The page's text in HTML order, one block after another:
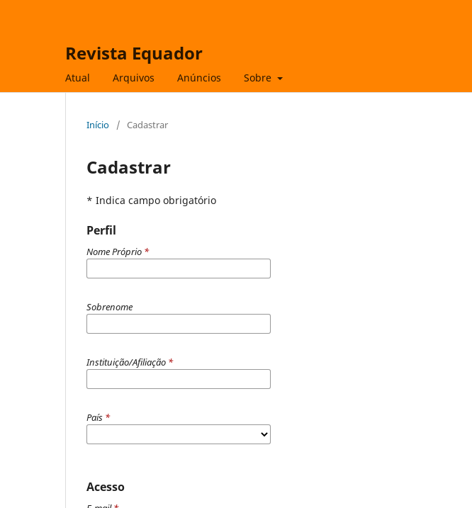
Revista Equador
Atual Arquivos Anúncios Sobre
Início / Cadastrar
Cadastrar
* Indica campo obrigatório
Perfil
Nome Próprio *
Sobrenome
Instituição/Afiliação *
País *
Acesso